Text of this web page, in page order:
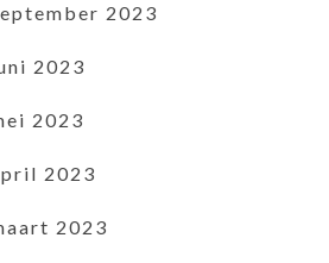
2023
2023
2023
2023
2023